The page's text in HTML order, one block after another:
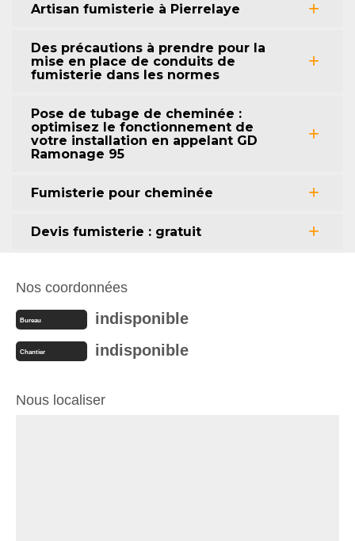
Artisan fumisterie à Pierrelaye
Des précautions à prendre pour la
mise en place de conduits de
fumisterie dans les normes
Pose de tubage de cheminée :
optimisez le fonctionnement de
votre installation en appelant GD
Ramonage 95
Fumisterie pour cheminée
Devis fumisterie : gratuit
Nos coordonnées
Bureau indisponible
Chantier indisponible
Nous localiser